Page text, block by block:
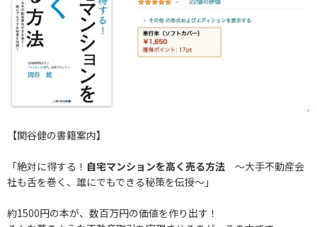
【関谷健の書籍案内】
「絶対に得する！ 自宅マンションを高く売る方法 〜大手不動産会
社も舌を巻く、誰にでもできる秘策を伝授〜」
約1500円の本が、数百万円の価値を作り出す！